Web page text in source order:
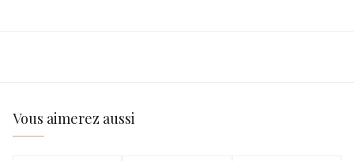
Vous aimerez aussi